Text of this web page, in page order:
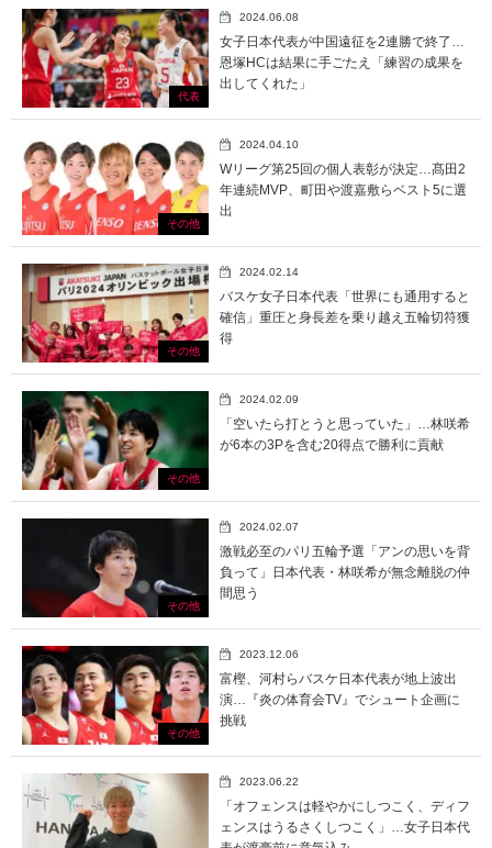
代表
2024.06.08
女子日本代表が中国遠征を2連勝で終了…
恩塚HCは結果に手ごたえ「練習の成果を
出してくれた」
その他
2024.04.10
Wリーグ第25回の個人表彰が決定…髙田2
年連続MVP、町田や渡嘉敷らベスト5に選
出
その他
2024.02.14
バスケ女子日本代表「世界にも通用すると
確信」重圧と身長差を乗り越え五輪切符獲
得
その他
2024.02.09
「空いたら打とうと思っていた」…林咲希
が6本の3Pを含む20得点で勝利に貢献
その他
2024.02.07
激戦必至のパリ五輪予選「アンの思いを背
負って」日本代表・林咲希が無念離脱の仲
間思う
その他
2023.12.06
富樫、河村らバスケ日本代表が地上波出
演…『炎の体育会TV』でシュート企画に
挑戦
2023.06.22
「オフェンスは軽やかにしつこく、ディフ
ェンスはうるさくしつこく」…女子日本代